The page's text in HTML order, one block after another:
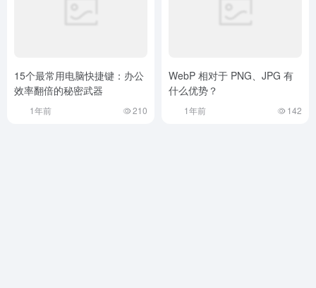
15个最常用电脑快捷键：办公
效率翻倍的秘密武器
1年前 210
WebP 相对于 PNG、JPG 有
什么优势？
1年前 142